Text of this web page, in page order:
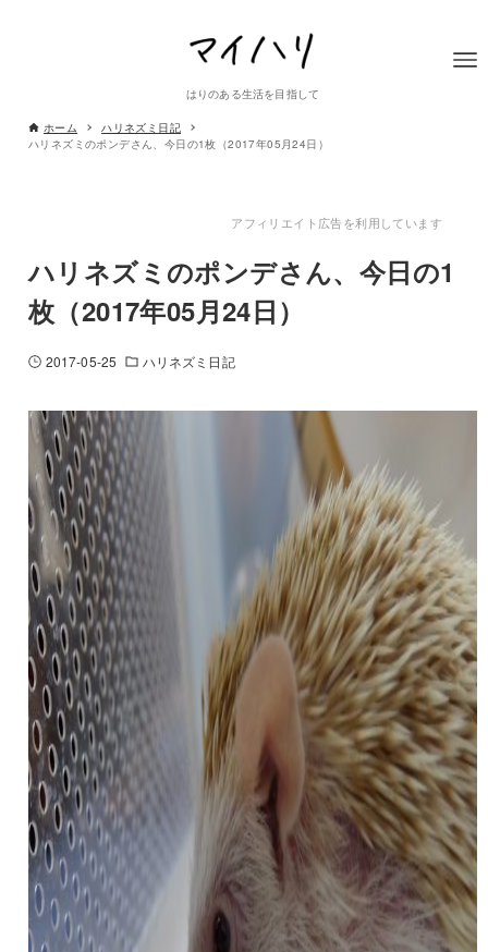
はりのある生活を目指して
ホーム
ハリネズミ日記
ハリネズミのポンデさん、今日の1枚（2017年05月24日）
アフィリエイト広告を利用しています
ハリネズミのポンデさん、今日の1
枚（2017年05月24日）
2017-05-25 ハリネズミ日記